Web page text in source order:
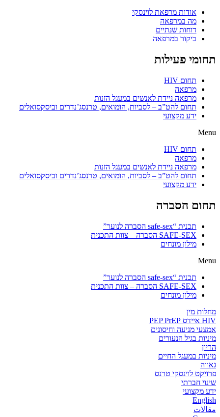
אודות מרפאת לוינסקי
מה במרפאה
דוחות שנתיים
ביקור במרפאה
תחומי פעילות
תחום HIV
מרפאה
מרפאה ניידת לאנשים במעגל הזנות
תחום להט”ב – לסביות, הומואים, טרנסג’נדרים וביסקסואלים
ידע מקצועי
Menu
תחום HIV
מרפאה
מרפאה ניידת לאנשים במעגל הזנות
תחום להט”ב – לסביות, הומואים, טרנסג’נדרים וביסקסואלים
ידע מקצועי
תחום הסברה
תכנית “safe-sex הסברה לנוער”
SAFE-SEX הסברה – צוות התכנית
מילון מונחים
Menu
תכנית “safe-sex הסברה לנוער”
SAFE-SEX הסברה – צוות התכנית
מילון מונחים
מחלות מין
HIV איידס PEP PrEP
אמצעי מניעה וחיסונים
מיניות בגיל הנעורים
הריון
מיניות במעגל החיים
גאווה
פרויקט לוינסקי טרנס
שינוי חברתי
ידע מקצועי
English
مقالات